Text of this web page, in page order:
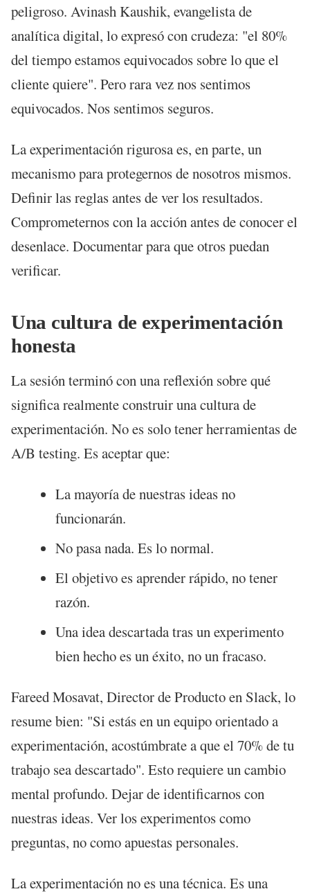
peligroso. Avinash Kaushik, evangelista de
analítica digital, lo expresó con crudeza: "el 80%
del tiempo estamos equivocados sobre lo que el
cliente quiere". Pero rara vez nos sentimos
equivocados. Nos sentimos seguros.
La experimentación rigurosa es, en parte, un
mecanismo para protegernos de nosotros mismos.
Definir las reglas antes de ver los resultados.
Comprometernos con la acción antes de conocer el
desenlace. Documentar para que otros puedan
verificar.
Una cultura de experimentación
honesta
La sesión terminó con una reflexión sobre qué
significa realmente construir una cultura de
experimentación. No es solo tener herramientas de
A/B testing. Es aceptar que:
La mayoría de nuestras ideas no
funcionarán.
No pasa nada. Es lo normal.
El objetivo es aprender rápido, no tener
razón.
Una idea descartada tras un experimento
bien hecho es un éxito, no un fracaso.
Fareed Mosavat, Director de Producto en Slack, lo
resume bien: "Si estás en un equipo orientado a
experimentación, acostúmbrate a que el 70% de tu
trabajo sea descartado". Esto requiere un cambio
mental profundo. Dejar de identificarnos con
nuestras ideas. Ver los experimentos como
preguntas, no como apuestas personales.
La experimentación no es una técnica. Es una